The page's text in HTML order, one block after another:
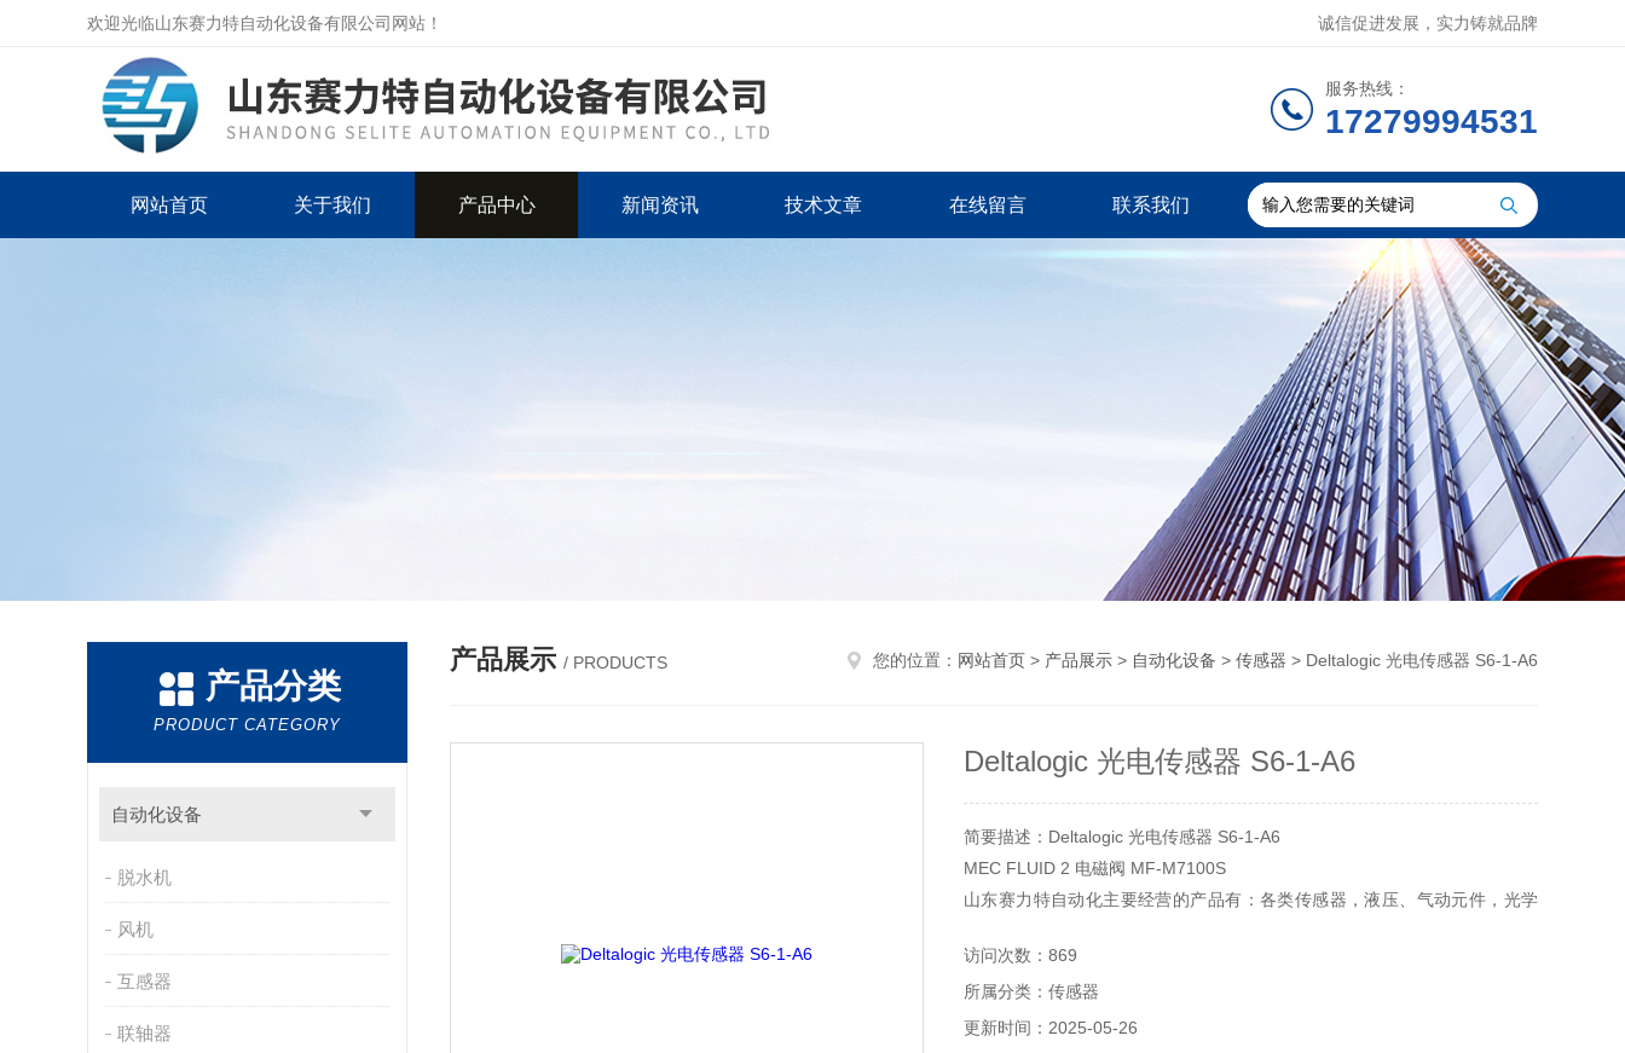
欢迎光临山东赛力特自动化设备有限公司网站！ 诚信促进发展，实力铸就品牌
服务热线：
17279994531
网站首页 关于我们 产品中心 新闻资讯 技术文章 在线留言 联系我们
产品分类
PRODUCT CATEGORY
自动化设备
脱水机
风机
互感器
联轴器
产品展示 / PRODUCTS 您的位置： 网站首页 > 产品展示 > 自动化设备 > 传感器 > Deltalogic 光电传感器 S6-1-A6
Deltalogic 光电传感器 S6-1-A6
简要描述：Deltalogic 光电传感器 S6-1-A6
MEC FLUID 2 电磁阀 MF-M7100S
山东赛力特自动化主要经营的产品有：各类传感器，液压、气动元件，光学
工具等。
访问次数：869
所属分类：传感器
更新时间：2025-05-26